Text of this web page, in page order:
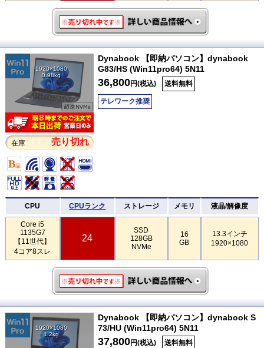
1920×1080
0.98kg
在庫 売り切れ
Dynabook 【即納パソコン】dynabook
G83/HS (Win11pro64) 5N11
36,800円(税込) 送料無料
テレワーク推奨
CPU CPUランク ストレージ メモリ 液晶/解像度
Core i5
1135G7
【11世代】
4コア8スレ
24
SSD
128GB
NVMe
16
GB
13.3インチ
1920×1080
1920×1080
1.2kg
Dynabook 【即納パソコン】dynabook S
73/HU (Win11pro64) 5N11
37,800円(税込) 送料無料